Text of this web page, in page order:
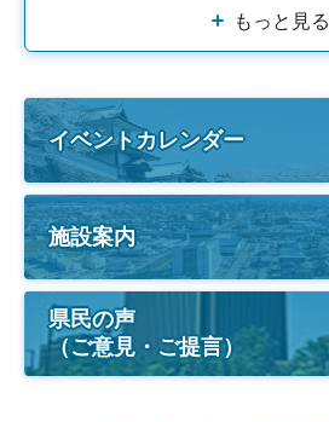
もっと見る
イベントカレンダー
施設案内
県民の声
（ご意見・ご提言）